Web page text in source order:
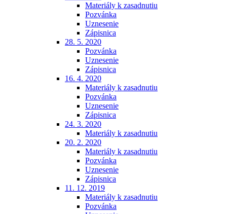
Materiály k zasadnutiu
Pozvánka
Uznesenie
Zápisnica
28. 5. 2020
Pozvánka
Uznesenie
Zápisnica
16. 4. 2020
Materiály k zasadnutiu
Pozvánka
Uznesenie
Zápisnica
24. 3. 2020
Materiály k zasadnutiu
20. 2. 2020
Materiály k zasadnutiu
Pozvánka
Uznesenie
Zápisnica
11. 12. 2019
Materiály k zasadnutiu
Pozvánka